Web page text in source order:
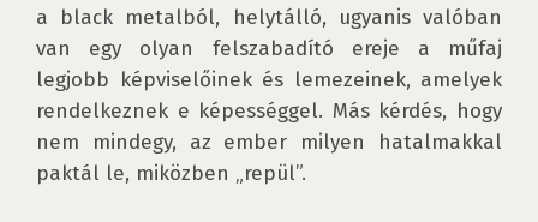
a black metalból, helytálló, ugyanis valóban
van egy olyan felszabadító ereje a műfaj
legjobb képviselőinek és lemezeinek, amelyek
rendelkeznek e képességgel. Más kérdés, hogy
nem mindegy, az ember milyen hatalmakkal
paktál le, miközben „repül”.